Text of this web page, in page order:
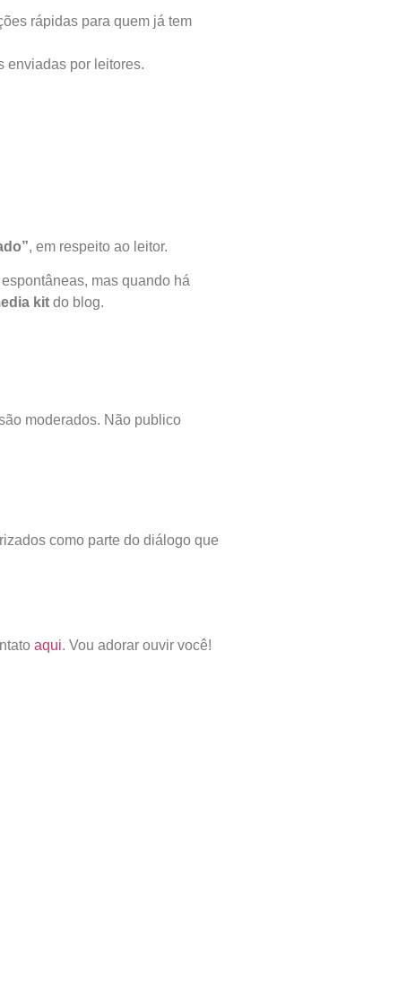
rápidas para quem já tem
enviadas por leitores.
, em respeito ao leitor.
mas quando há
kitdo blog.
moderados. Não publico
como parte do diálogo que
aqui. Vou adorar ouvir você!